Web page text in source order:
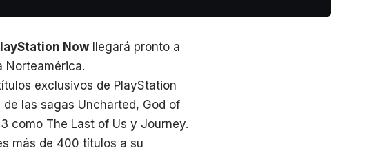
Now llegará pronto a
Norteamérica.
exclusivos de PlayStation
las sagas Uncharted, God of
como The Last of Us y Journey.
más de 400 títulos a su